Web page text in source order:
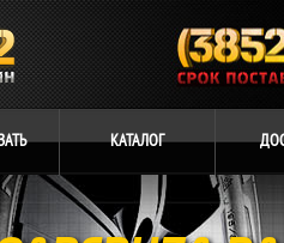
КАТАЛОГ